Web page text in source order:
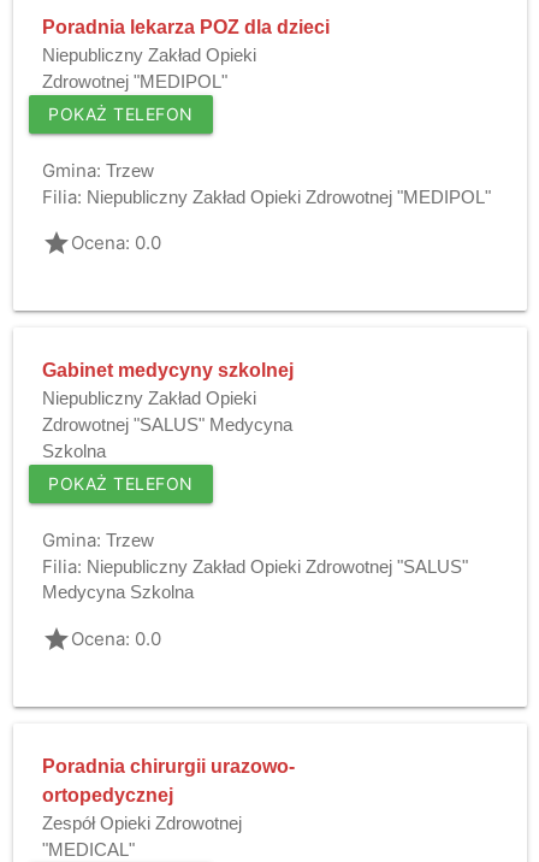
Poradnia lekarza POZ dla dzieci
Niepubliczny Zakład Opieki
Zdrowotnej "MEDIPOL"
POKAŻ TELEFON
Gmina: Trzew
Filia: Niepubliczny Zakład Opieki Zdrowotnej "MEDIPOL"
gradeOcena: 0.0
Gabinet medycyny szkolnej
Niepubliczny Zakład Opieki
Zdrowotnej "SALUS" Medycyna
Szkolna
POKAŻ TELEFON
Gmina: Trzew
Filia: Niepubliczny Zakład Opieki Zdrowotnej "SALUS"
Medycyna Szkolna
gradeOcena: 0.0
Poradnia chirurgii urazowo-
ortopedycznej
Zespół Opieki Zdrowotnej
"MEDICAL"